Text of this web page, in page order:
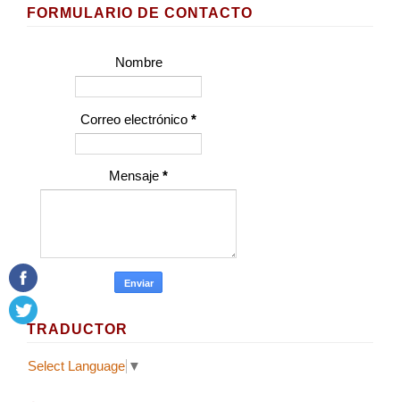
FORMULARIO DE CONTACTO
Nombre
Correo electrónico *
Mensaje *
TRADUCTOR
Select Language ▼